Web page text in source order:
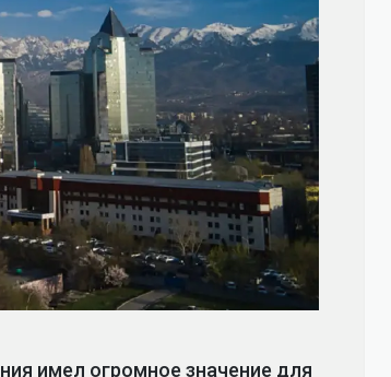
имел огромное значение для